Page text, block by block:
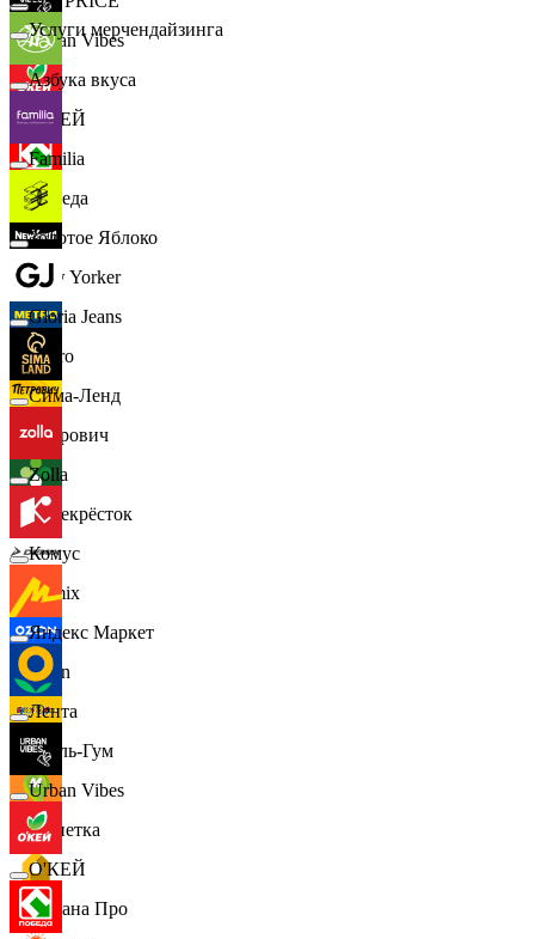
Urban Vibes
О'КЕЙ
Победа
New Yorker
Metro
Петрович
Перекрёсток
Demix
Ozon
Бубль-Гум
Монетка
Лемана Про
Азбука вкуса
Familia
Золотое Яблоко
Gloria Jeans
Сима-Ленд
Zolla
Комус
Яндекс Маркет
Лента
Urban Vibes
О'КЕЙ
Услуги мерчендайзинга